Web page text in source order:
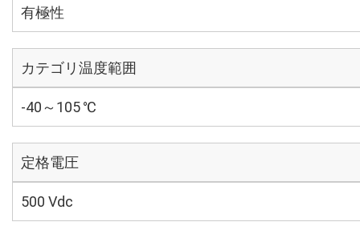
有極性
カテゴリ温度範囲
-40～105 ℃
定格電圧
500 Vdc